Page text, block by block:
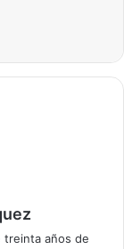
treinta años de